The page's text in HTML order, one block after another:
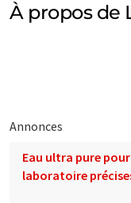
À propos de
Annonces
Eau ultra pure
laboratoire